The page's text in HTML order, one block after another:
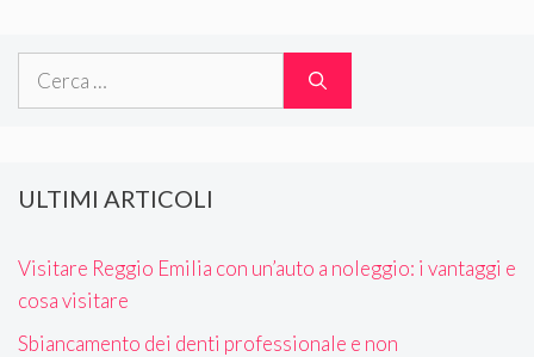
Ricerca
ULTIMI ARTICOLI
Visitare Reggio Emilia con un’auto a noleggio: i vantaggi e
cosa visitare
Sbiancamento dei denti professionale e non